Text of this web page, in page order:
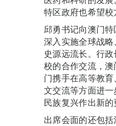
特区政府也希望校
邱勇书记向澳门
深入实施全球战
史源远流长。行
校的合作交流，
门携手在高等教
文交流等方面进一
民族复兴作出新的
出席会面的还包